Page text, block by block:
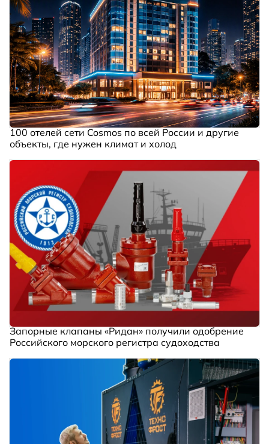
100 отелей сети Cosmos по всей России и другие
объекты, где нужен климат и холод
Запорные клапаны «Ридан» получили одобрение
Российского морского регистра судоходства